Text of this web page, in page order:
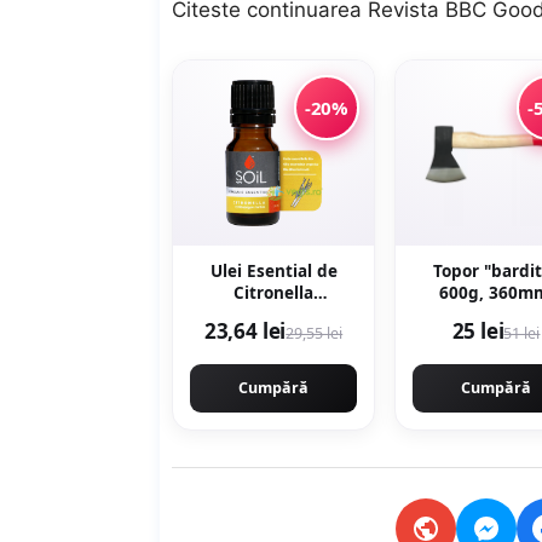
Citeste continuarea Revista BBC
-20%
Ulei Esential de
Citronella
23,64 lei29,55 lei
Cumpără
-
Topor
600g,
profesional,
25 lei51 lei
Cumpără